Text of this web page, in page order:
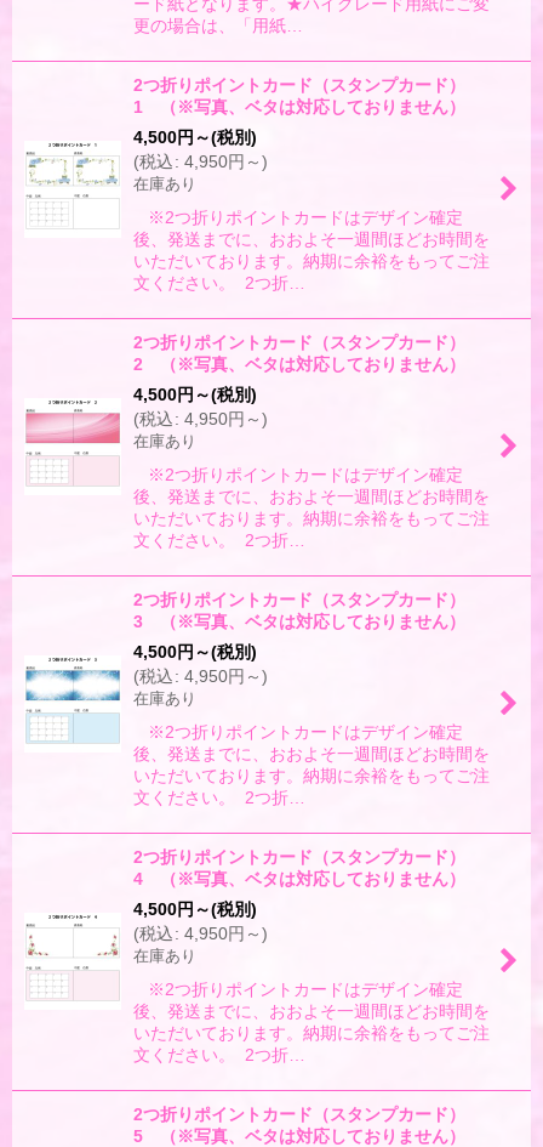
更の場合は、「用紙…
2つ折りポイントカード（スタンプカード）
1 （※写真、ベタは対応しておりません）
4,500円 ～(税別)
(税込: 4,950円 ～)
在庫あり
※2つ折りポイントカードはデザイン確定
後、発送までに、おおよそ一週間ほどお時間を
いただいております。納期に余裕をもってご注
文ください。 2つ折…
2つ折りポイントカード（スタンプカード）
2 （※写真、ベタは対応しておりません）
4,500円 ～(税別)
(税込: 4,950円 ～)
在庫あり
※2つ折りポイントカードはデザイン確定
後、発送までに、おおよそ一週間ほどお時間を
いただいております。納期に余裕をもってご注
文ください。 2つ折…
2つ折りポイントカード（スタンプカード）
3 （※写真、ベタは対応しておりません）
4,500円 ～(税別)
(税込: 4,950円 ～)
在庫あり
※2つ折りポイントカードはデザイン確定
後、発送までに、おおよそ一週間ほどお時間を
いただいております。納期に余裕をもってご注
文ください。 2つ折…
2つ折りポイントカード（スタンプカード）
4 （※写真、ベタは対応しておりません）
4,500円 ～(税別)
(税込: 4,950円 ～)
在庫あり
※2つ折りポイントカードはデザイン確定
後、発送までに、おおよそ一週間ほどお時間を
いただいております。納期に余裕をもってご注
文ください。 2つ折…
2つ折りポイントカード（スタンプカード）
5 （※写真、ベタは対応しておりません）